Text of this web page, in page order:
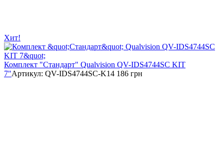
Хит!
Комплект "Стандарт" Qualvision QV-IDS4744SC KIT
7"Артикул: QV-IDS4744SC-K14 186 грн